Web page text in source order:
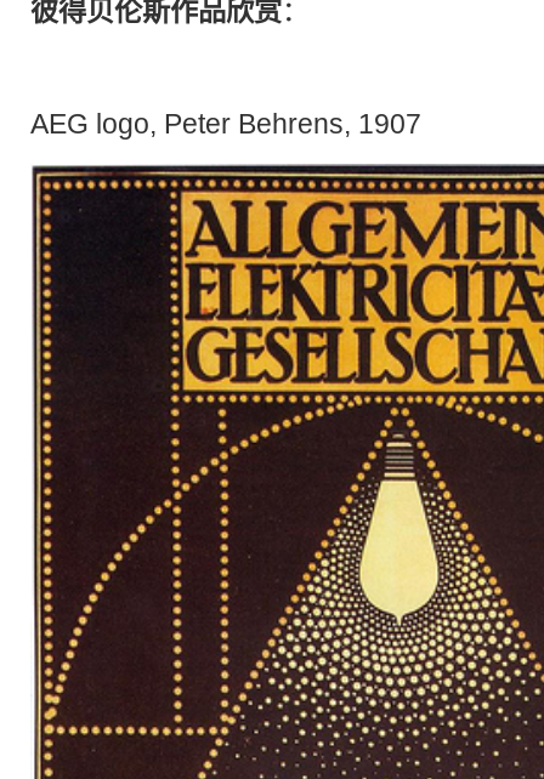
彼得贝伦斯作品欣赏：
AEG logo, Peter Behrens, 1907